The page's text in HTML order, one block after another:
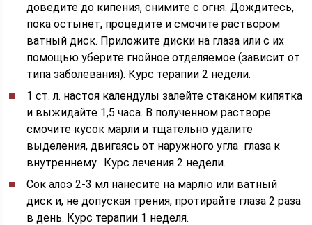
доведите до кипения, снимите с огня. Дождитесь,
пока остынет, процедите и смочите раствором
ватный диск. Приложите диски на глаза или с их
помощью уберите гнойное отделяемое (зависит от
типа заболевания). Курс терапии 2 недели.
1 ст. л. настоя календулы залейте стаканом кипятка
и выжидайте 1,5 часа. В полученном растворе
смочите кусок марли и тщательно удалите
выделения, двигаясь от наружного угла глаза к
внутреннему. Курс лечения 2 недели.
Сок алоэ 2-3 мл нанесите на марлю или ватный
диск и, не допуская трения, протирайте глаза 2 раза
в день. Курс терапии 1 неделя.